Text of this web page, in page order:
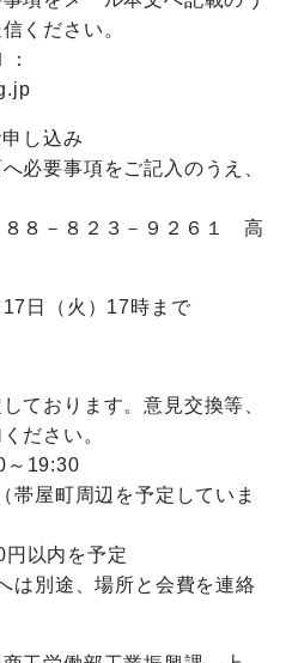
ください。
込み
項をご記入のうえ、
２３－９２６１ 高
17日（火）17時まで
ております。意見交換等、
ださい。
～19:30
周辺を予定していま
を予定
、場所と会費を連絡